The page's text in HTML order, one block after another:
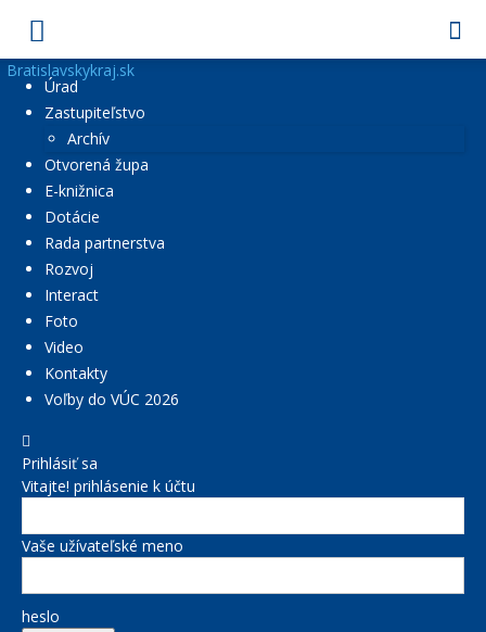
Bratislavskykraj.sk
Úrad
Zastupiteľstvo
Archív
Otvorená župa
E-knižnica
Dotácie
Rada partnerstva
Rozvoj
Interact
Foto
Video
Kontakty
Voľby do VÚC 2026
Prihlásiť sa
Vitajte! prihlásenie k účtu
Vaše užívateľské meno
heslo